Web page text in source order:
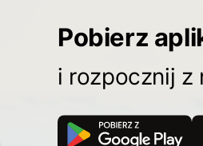
Pobierz
i rozpocznij z